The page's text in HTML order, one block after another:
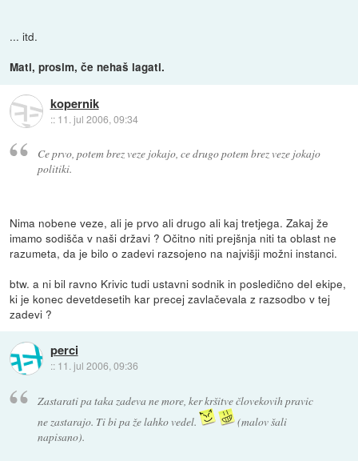
... itd.
Mati, prosim, če nehaš lagati.
kopernik
:: 11. jul 2006, 09:34
Ce prvo, potem brez veze jokajo, ce drugo potem brez veze jokajo
politiki.
Nima nobene veze, ali je prvo ali drugo ali kaj tretjega. Zakaj že
imamo sodišča v naši državi ? Očitno niti prejšnja niti ta oblast ne
razumeta, da je bilo o zadevi razsojeno na najvišji možni instanci.
btw. a ni bil ravno Krivic tudi ustavni sodnik in posledično del ekipe,
ki je konec devetdesetih kar precej zavlačevala z razsodbo v tej
zadevi ?
perci
:: 11. jul 2006, 09:36
Zastarati pa taka zadeva ne more, ker kršitve človekovih pravic
ne zastarajo. Ti bi pa že lahko vedel.
(malov šali
napisano).